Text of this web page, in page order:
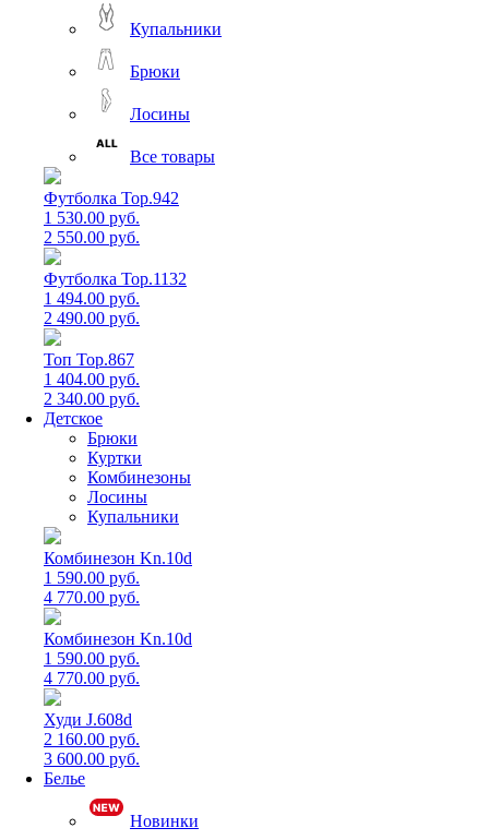
Купальники
Брюки
Лосины
Все товары
Футболка Top.942
1 530.00 руб.
2 550.00 руб.
Футболка Top.1132
1 494.00 руб.
2 490.00 руб.
Топ Top.867
1 404.00 руб.
2 340.00 руб.
Детское
Брюки
Куртки
Комбинезоны
Лосины
Купальники
Комбинезон Kn.10d
1 590.00 руб.
4 770.00 руб.
Комбинезон Kn.10d
1 590.00 руб.
4 770.00 руб.
Худи J.608d
2 160.00 руб.
3 600.00 руб.
Белье
Новинки